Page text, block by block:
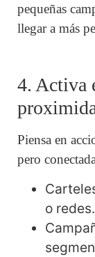
pequeñas
llegar a más
4. Activa
Piensa en
pero
o redes.